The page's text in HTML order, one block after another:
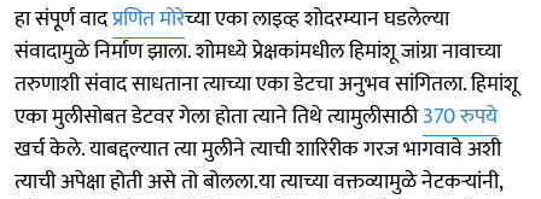
हा संपूर्ण वादप्रणित मोरेच्या एका लाइव्ह शोदरम्यान घडलेल्या
संवादामुळे निर्माण झाला. शोमध्ये प्रेक्षकांमधील हिमांशू जांग्रा नावाच्या
तरुणाशी संवाद साधताना त्याच्या एका डेटचा अनुभव सांगितला. हिमांशू
एका मुलीसोबत डेटवर गेला होता त्याने तिथे त्यामुलीसाठी370 रुपये
खर्च केले. याबद्दल्यात त्या मुलीने त्याची शारिरीक गरज भागवावे अशी
त्याची अपेक्षा होती असे तो बोलला.या त्याच्या वक्तव्यामुळे नेटकऱ्यांनी,